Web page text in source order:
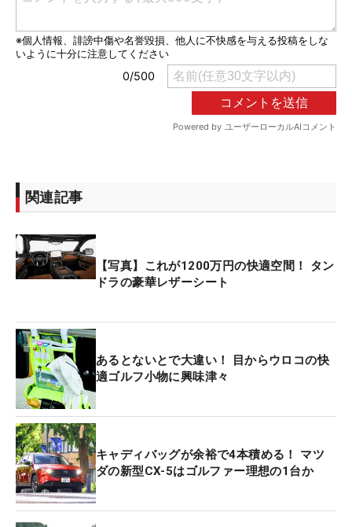
関連記事
【写真】これが1200万円の快適空間！ タン
ドラの豪華レザーシート
あるとないとで大違い！ 目からウロコの快
適ゴルフ小物に興味津々
キャディバッグが余裕で4本積める！ マツ
ダの新型CX-5はゴルファー理想の1台か